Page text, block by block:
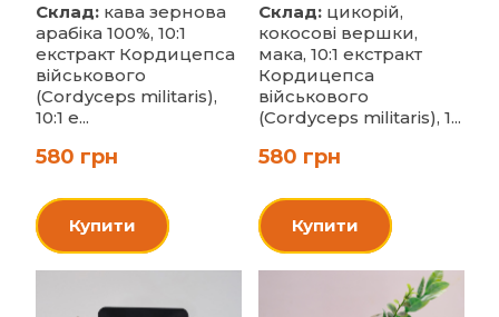
Склад:кава зернова
арабіка 100%, 10:1
екстракт Кордицепса
військового
(Cordyceps militaris),
10:1 е...
580 грн
Купити
Склад: цикорій,
кокосові вершки,
мака, 10:1 екстракт
Кордицепса
військового
(Cordyceps militaris), 1...
580 грн
Купити